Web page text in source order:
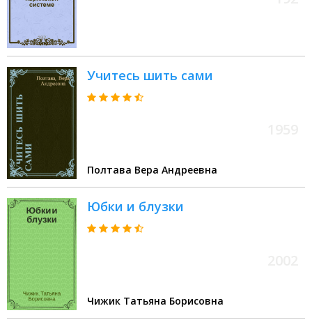
Учитесь шить сами
Полтава Вера Андреевна
Юбки и блузки
Чижик Татьяна Борисовна